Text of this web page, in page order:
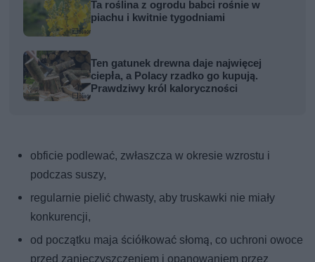
Ta roślina z ogrodu babci rośnie w
piachu i kwitnie tygodniami
Ten gatunek drewna daje najwięcej
ciepła, a Polacy rzadko go kupują.
Prawdziwy król kaloryczności
obficie podlewać, zwłaszcza w okresie wzrostu i
podczas suszy,
regularnie pielić chwasty, aby truskawki nie miały
konkurencji,
od początku maja ściółkować słomą, co uchroni owoce
przed zanieczyszczeniem i opanowaniem przez